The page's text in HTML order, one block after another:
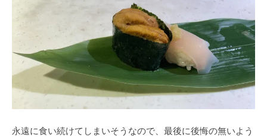
永遠に食い続けてしまいそうなので、最後に後悔の無いよう